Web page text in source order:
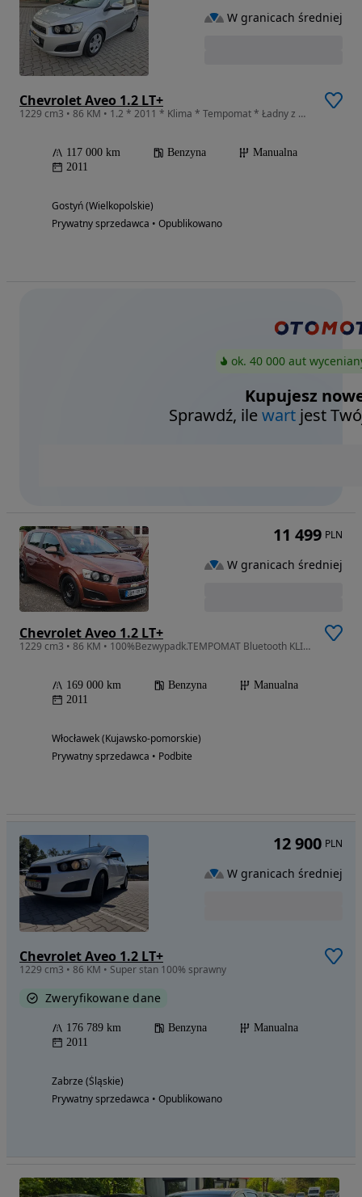
Chevrolet Aveo 1.2 LT+
1229 cm3 • 86 KM • 1.2 * 2011 * Klima * Tempomat * Ładny z Niemiec
117 000 km Benzyna
Manualna
2011
Gostyń (Wielkopolskie)
Prywatny sprzedawca • Opublikowano
W granicach średniej
ok. 40 000 aut
Kupujesz
Sprawdź, ilewart jest
Chevrolet Aveo 1.2 LT+
1229 cm3 • 86 KM • 100%Bezwypadk.TEMPOMAT Bluetooth KLIMA ESP TUV01.2027r
169 000 km Benzyna
Manualna
2011
Włocławek (Kujawsko-pomorskie)
Prywatny sprzedawca • Podbite
11 499 PLN
W granicach średniej
Chevrolet Aveo 1.2 LT+
1229 cm3 • 86 KM • Super stan 100% sprawny
Zweryfikowane dane
176 789 km Benzyna
Manualna
2011
Zabrze (Śląskie)
Prywatny sprzedawca • Opublikowano
12 900 PLN
W granicach średniej